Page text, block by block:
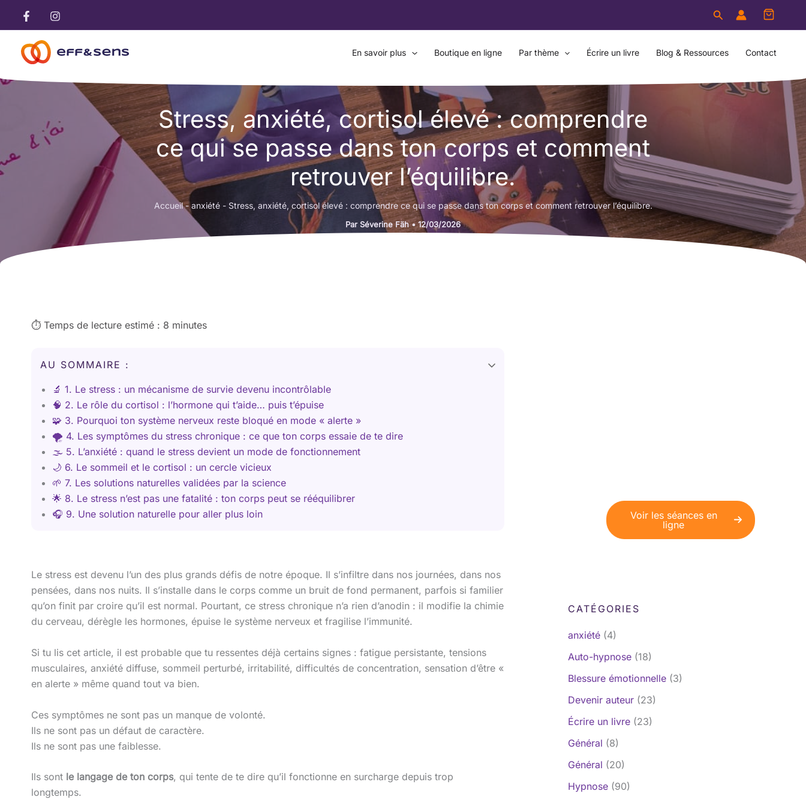
Rechercher
En savoir plus Boutique en ligne Par thème Écrire un livre Blog & Ressources Contact
Stress, anxiété, cortisol élevé : comprendre
ce qui se passe dans ton corps et comment
retrouver l’équilibre.
Accueil-anxiété- Stress, anxiété, cortisol élevé : comprendre ce qui se passe dans ton corps et comment retrouver l’équilibre.
ParSéverine Fäh•12/03/2026
⏱️ Temps de lecture estimé : 8 minutes
AU SOMMAIRE :
🔬 1. Le stress : un mécanisme de survie devenu incontrôlable
🧠 2. Le rôle du cortisol : l’hormone qui t’aide… puis t’épuise
🧩 3. Pourquoi ton système nerveux reste bloqué en mode « alerte »
🌪️ 4. Les symptômes du stress chronique : ce que ton corps essaie de te dire
🌫️ 5. L’anxiété : quand le stress devient un mode de fonctionnement
🌙 6. Le sommeil et le cortisol : un cercle vicieux
🌱 7. Les solutions naturelles validées par la science
🌟 8. Le stress n’est pas une fatalité : ton corps peut se rééquilibrer
🎧 9. Une solution naturelle pour aller plus loin
Le stress est devenu l’un des plus grands défis de notre époque. Il s’infiltre dans nos journées, dans nos
pensées, dans nos nuits. Il s’installe dans le corps comme un bruit de fond permanent, parfois si familier
qu’on finit par croire qu’il est normal. Pourtant, ce stress chronique n’a rien d’anodin : il modifie la chimie
du cerveau, dérègle les hormones, épuise le système nerveux et fragilise l’immunité.
Si tu lis cet article, il est probable que tu ressentes déjà certains signes : fatigue persistante, tensions
musculaires, anxiété diffuse, sommeil perturbé, irritabilité, difficultés de concentration, sensation d’être «
en alerte » même quand tout va bien.
Ces symptômes ne sont pas un manque de volonté.
Ils ne sont pas un défaut de caractère.
Ils ne sont pas une faiblesse.
Ils sont le langage de ton corps, qui tente de te dire qu’il fonctionne en surcharge depuis trop
longtemps.
Voir les séances en
ligne
CATÉGORIES
anxiété(4)
Auto-hypnose(18)
Blessure émotionnelle(3)
Devenir auteur(23)
Écrire un livre(23)
Général (8)
Général (20)
Hypnose(90)